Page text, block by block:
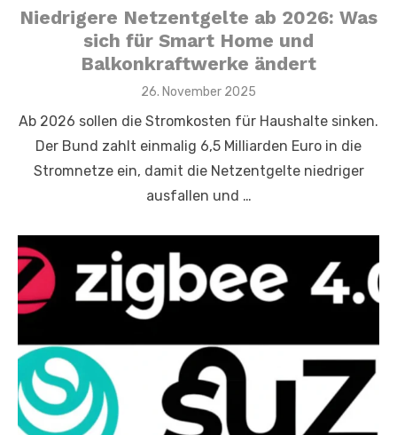
Niedrigere Netzentgelte ab 2026: Was
sich für Smart Home und
Balkonkraftwerke ändert
Posted
26. November 2025
Ab 2026 sollen die Stromkosten für Haushalte sinken.
Der Bund zahlt einmalig 6,5 Milliarden Euro in die
Stromnetze ein, damit die Netzentgelte niedriger
ausfallen und …